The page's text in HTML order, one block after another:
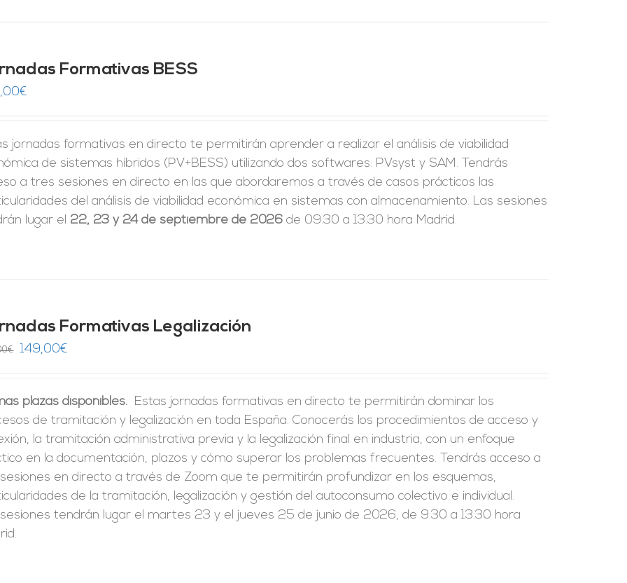
Formativas BESS
€
jornadas formativas en directo te permitirán aprender a realizar el análisis de viabilidad
de sistemas híbridos (PV+BESS) utilizando dos softwares: PVsyst y SAM. Tendrás
a tres sesiones en directo en las que abordaremos a través de casos prácticos las
del análisis de viabilidad económica en sistemas con almacenamiento. Las sesiones
lugar el 22, 23 y 24 de septiembre de 2026 de 09:30 a 13:30 hora Madrid.
Formativas Legalización
€
El
era:
246,00€.
149,00€
es:
149,00€.
plazas disponibles. Estas jornadas formativas en directo te permitirán dominar los
de tramitación y legalización en toda España. Conocerás los procedimientos de acceso y
la tramitación administrativa previa y la legalización final en industria, con un enfoque
en la documentación, plazos y cómo superar los problemas frecuentes. Tendrás acceso a
en directo a través de Zoom que te permitirán profundizar en los esquemas,
de la tramitación, legalización y gestión del autoconsumo colectivo e individual.
tendrán lugar el martes 23 y el jueves 25 de junio de 2026, de 9:30 a 13:30 hora